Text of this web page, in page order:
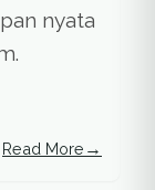
nyata
Read More →